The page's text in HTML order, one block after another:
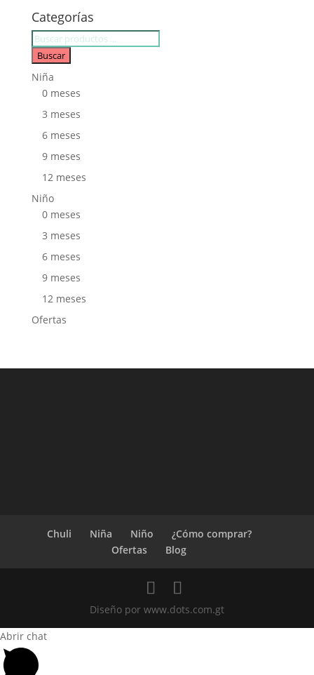
Categorías
Búsqueda
de
Buscar
Niña
0 meses
3 meses
6 meses
9 meses
12 meses
Niño
0 meses
3 meses
6 meses
9 meses
12 meses
Ofertas
Chuli Niña Niño
¿Cómo comprar?
Ofertas
Blog
Diseño por www.dots.com.gt
Abrir chat